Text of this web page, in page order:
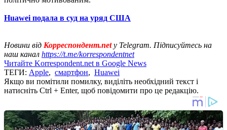
Huawei подала в суд на уряд США
Новини від Корреспондент.netу Telegram. Підписуйтесь на
наш канал https://t.me/korrespondentnet
Читайте Korrespondent.net в Google News
ТЕГИ: Apple, смартфон, Huawei
Якщо ви помітили помилку, виділіть необхідний текст і
натисніть Ctrl + Enter, щоб повідомити про це редакцію.